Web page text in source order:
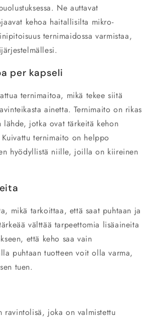
Ne auttavat
kehoa haitallisilta mikro-
ternimaidossa varmistaa,
per kapseli
ternimaitoa, mikä tekee siitä
ainetta. Ternimaito on rikas
jotka ovat tärkeitä kehon
ternimaito on helppo
hyödyllistä niille, joilla on kiireinen
mikä tarkoittaa, että saat puhtaan ja
välttää tarpeettomia lisäaineita
että keho saa vain
puhtaan tuotteen voit olla varma,
tuen.
ravintolisä, joka on valmistettu